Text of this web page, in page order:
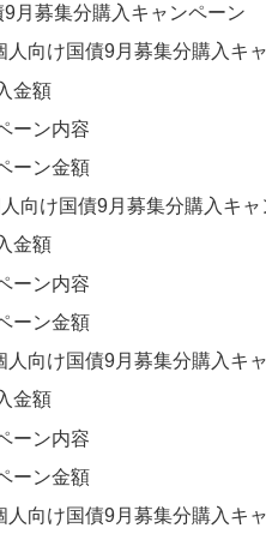
月募集分購入キャンペーン
人向け国債9月募集分購入キ
金額
ーン内容
ーン金額
向け国債9月募集分購入キャ
金額
ーン内容
ーン金額
人向け国債9月募集分購入キ
金額
ーン内容
ーン金額
人向け国債9月募集分購入キ